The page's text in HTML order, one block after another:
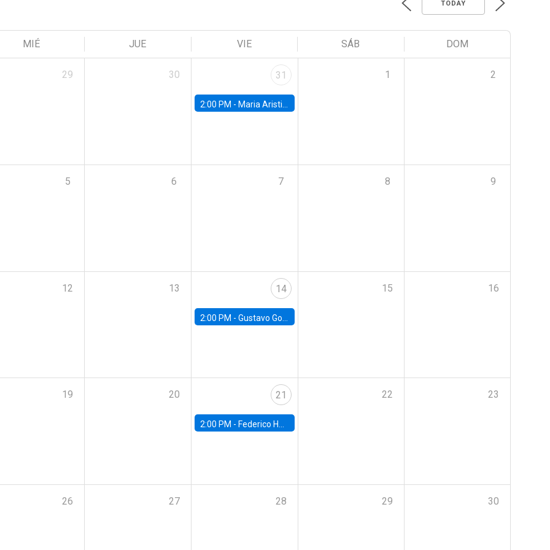
TODAY
MIÉ JUE VIE SÁB DOM
29 30 31
2:00 PM - Maria Aristizabal-Ramirez, FED Board
1 2
5 6 7 8 9
12 13 14
2:00 PM - Gustavo González - Banco Central de Chile
15 16
19 20 21
2:00 PM - Federico Huneeus - Banco Central de Chile
22 23
26 27 28 29 30